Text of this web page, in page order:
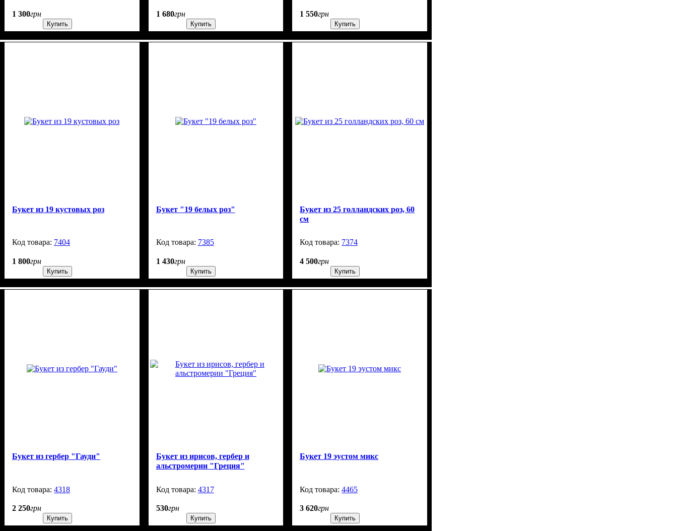
1 300грн
Купить
1 680грн
Купить
1 550грн
Купить
Букет из 19 кустовых роз
7404
1 800грн
Купить
Букет "19 белых роз"
7385
1 430грн
Купить
Букет из 25 голландских роз, 60
см
7374
4 500грн
Купить
Букет из гербер "Гауди"
4318
2 250грн
Купить
Букет из ирисов, гербер и
альстромерии "Греция"
4317
530грн
Купить
Букет 19 эустом микс
4465
3 620грн
Купить